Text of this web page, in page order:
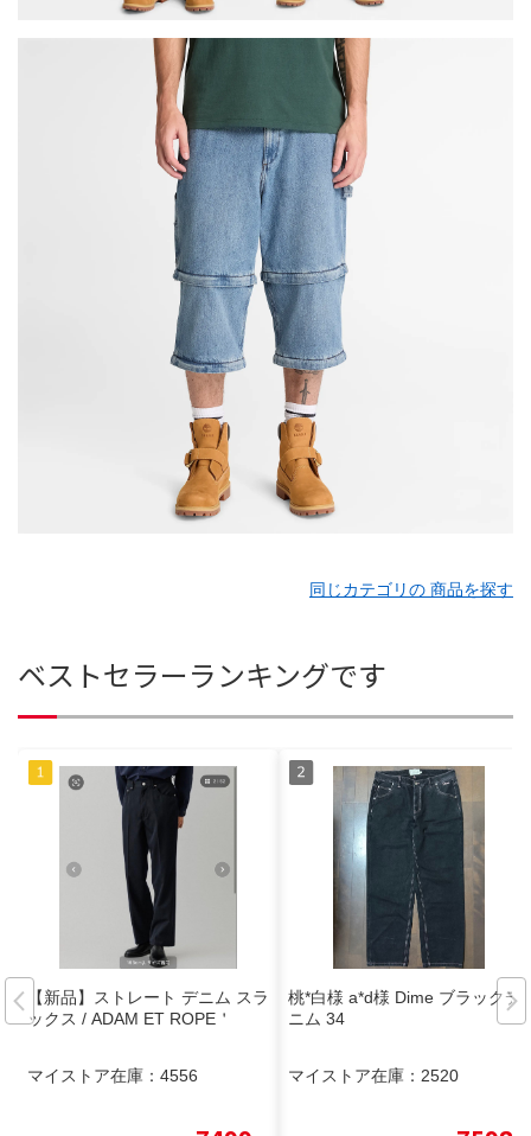
同じカテゴリの 商品を探す
ベストセラーランキングです
【新品】ストレート デニム スラ
ックス / ADAM ET ROPE＇
マイストア在庫： 4556
桃*白様 a*d様 Dime ブラックデ
ニム 34
マイストア在庫： 2520